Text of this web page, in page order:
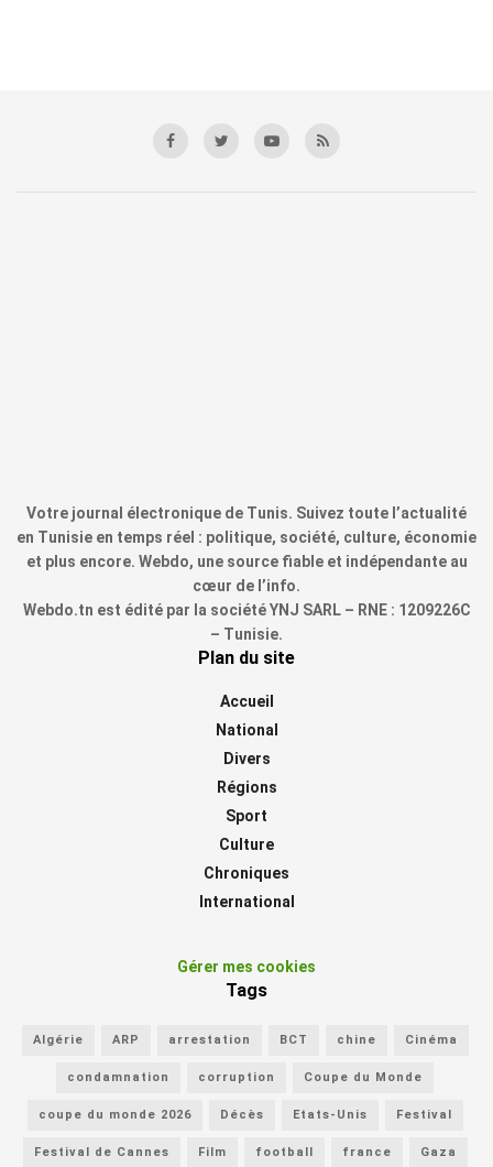
Votre journal électronique de Tunis. Suivez toute l’actualité
en Tunisie en temps réel : politique, société, culture, économie
et plus encore. Webdo, une source fiable et indépendante au
cœur de l’info.
Webdo.tn est édité par la société YNJ SARL – RNE : 1209226C
– Tunisie.
Plan du site
Accueil
National
Divers
Régions
Sport
Culture
Chroniques
International
Gérer mes cookies
Tags
Algérie ARP arrestation BCT chine Cinéma
condamnation corruption Coupe du Monde
coupe du monde 2026 Décès Etats-Unis Festival
Festival de Cannes Film football france Gaza